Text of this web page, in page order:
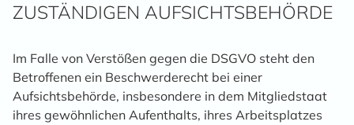
ZUSTÄNDIGEN AUFSICHTS­BEHÖRDE
Im Falle von Verstößen gegen die DSGVO steht den
Betroffenen ein Beschwerderecht bei einer
Aufsichtsbehörde, insbesondere in dem Mitgliedstaat
ihres gewöhnlichen Aufenthalts, ihres Arbeitsplatzes